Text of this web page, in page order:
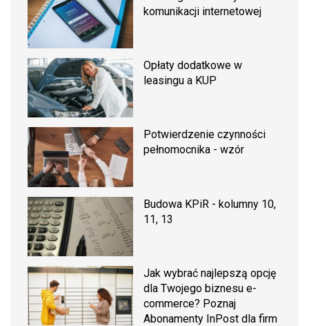
komunikacji internetowej
Opłaty dodatkowe w
leasingu a KUP
Potwierdzenie czynności
pełnomocnika - wzór
Budowa KPiR - kolumny 10,
11, 13
Jak wybrać najlepszą opcję
dla Twojego biznesu e-
commerce? Poznaj
Abonamenty InPost dla firm